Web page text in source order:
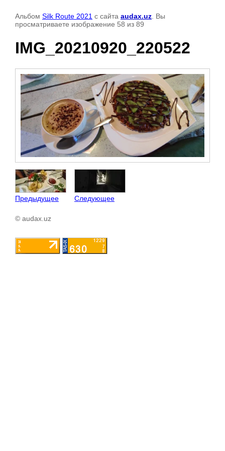
Альбом Silk Route 2021 с сайта audax.uz . Вы
просматриваете изображение 58 из 89
IMG_20210920_220522
Предыдущее Следующее
© audax.uz